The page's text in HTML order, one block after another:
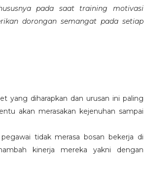
pada saat training motivasi
dorongan semangat pada setiap
yang diharapkan dan urusan ini paling
akan merasakan kejenuhan sampai
tidak merasa bosan bekerja di
kinerja mereka yakni dengan